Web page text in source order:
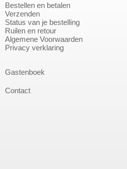
Bestellen en betalen
Verzenden
Status van je bestelling
Ruilen en retour
Algemene Voorwaarden
Privacy verklaring
Gastenboek
Contact